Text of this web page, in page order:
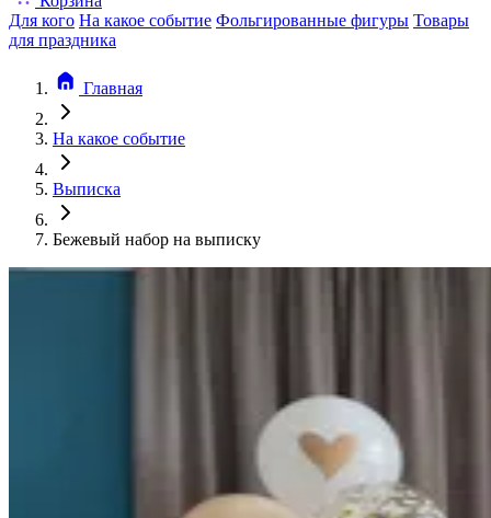
Для кого На какое событие Фольгированные фигуры Товары
для праздника
Главная
На какое событие
Выписка
Бежевый набор на выписку